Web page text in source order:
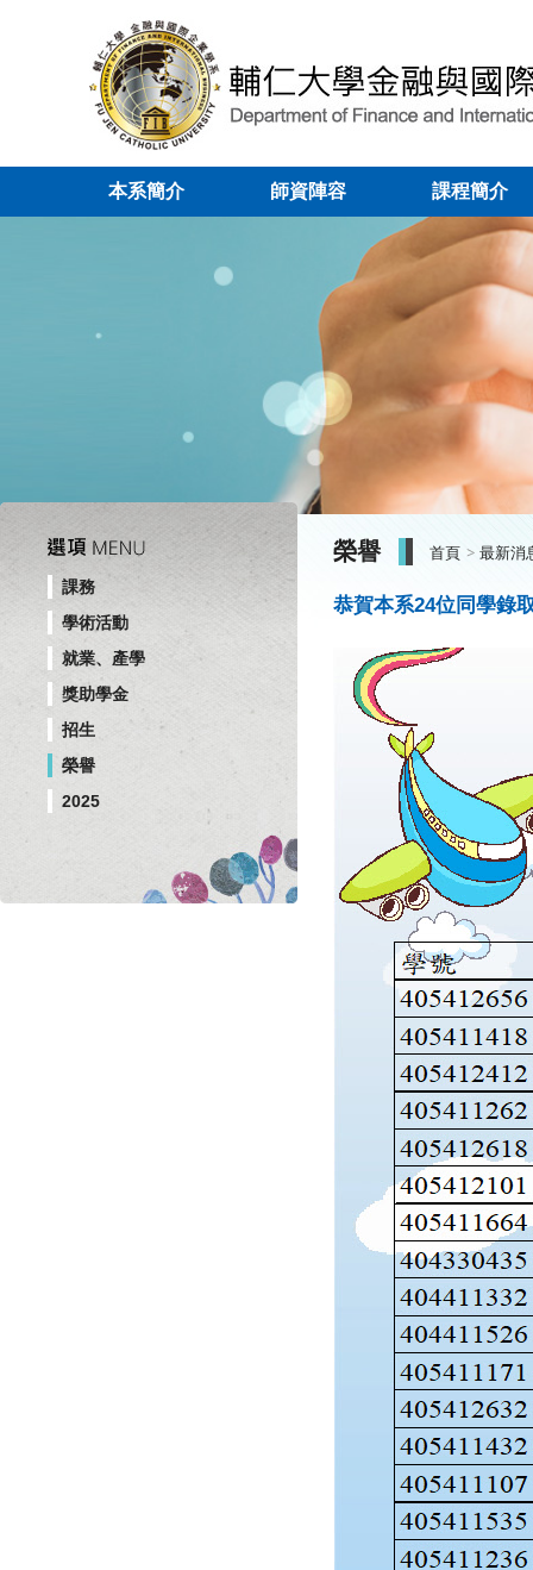
本系簡介 師資陣容 課程簡介
課務
學術活動
就業、產學
獎助學金
招生
榮譽
2025
榮譽 首頁 最新消
恭賀本系24位同學錄